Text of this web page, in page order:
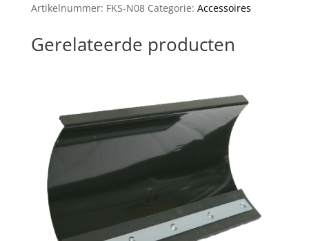
Artikelnummer: FKS-N08 Categorie: Accessoires
Gerelateerde producten